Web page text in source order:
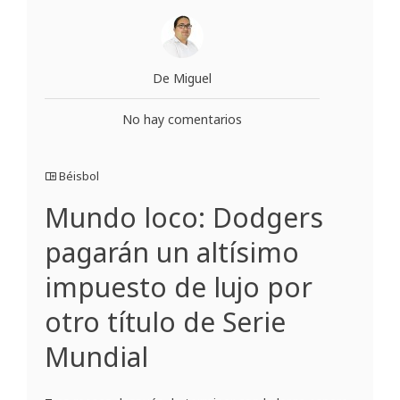
De Miguel
No hay comentarios
Béisbol
Mundo loco: Dodgers
pagarán un altísimo
impuesto de lujo por
otro título de Serie
Mundial